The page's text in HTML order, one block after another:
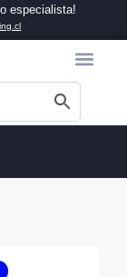
especialista!